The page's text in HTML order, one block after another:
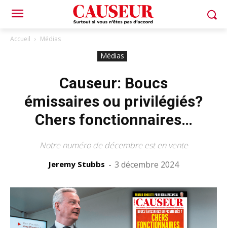
Accueil Médias
Médias
Causeur: Boucs
émissaires ou privilégiés?
Chers fonctionnaires…
Notre numéro de décembre est en vente
Jeremy Stubbs - 3 décembre 2024